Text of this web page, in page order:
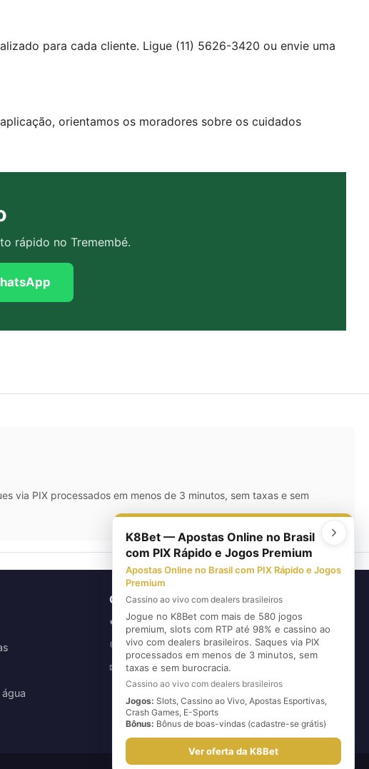
para cada cliente. Ligue (11) 5626-3420 ou envie uma
orientamos os moradores sobre os cuidados
rápido no Tremembé.
via PIX processados em menos de 3 minutos, sem taxas e sem
CONTATO
📞 (11) 5626-3420
💬 (11) 96720-6739
✉ E-mail
K8Bet — Apostas Online no Brasil
com PIX Rápido e Jogos Premium
Apostas Online no Brasil com PIX Rápido e Jogos
Premium
Cassino ao vivo com dealers brasileiros
Jogue no K8Bet com mais de 580 jogos
premium, slots com RTP até 98% e cassino ao
vivo com dealers brasileiros. Saques via PIX
processados em menos de 3 minutos, sem
taxas e sem burocracia.
Cassino ao vivo com dealers brasileiros
Jogos: Slots, Cassino ao Vivo, Apostas Esportivas,
Crash Games, E-Sports
Bônus: Bônus de boas-vindas (cadastre-se grátis)
Ver oferta da K8Bet